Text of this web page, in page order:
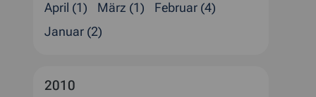
April (1)
März (1)
Februar (4)
Januar (2)
2010